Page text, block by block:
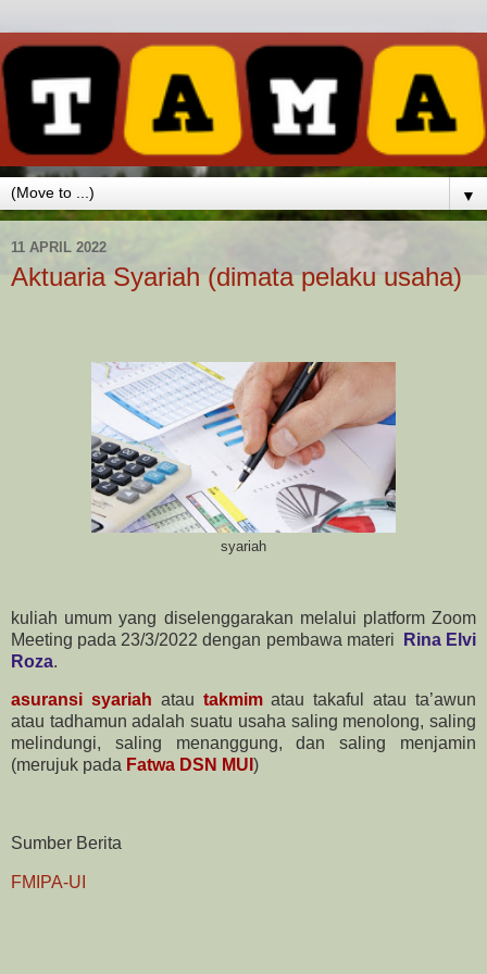
▼
11 APRIL 2022
Aktuaria Syariah (dimata pelaku usaha)
syariah
kuliah umum yang diselenggarakan melalui platform Zoom
Meeting pada 23/3/2022 dengan pembawa materi
Rina Elvi
Roza.
asuransi syariah atau takmimatau takaful atau ta’awun
atau tadhamun adalah suatu usaha saling menolong, saling
melindungi, saling menanggung, dan saling menjamin
(merujuk pada Fatwa DSN MUI )
Sumber Berita
FMIPA-UI